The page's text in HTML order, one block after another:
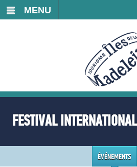
MENU
FESTIVAL
ÉVÉNEMENTS